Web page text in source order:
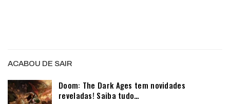
ACABOU DE SAIR
Doom: The Dark Ages tem novidades
reveladas! Saiba tudo…